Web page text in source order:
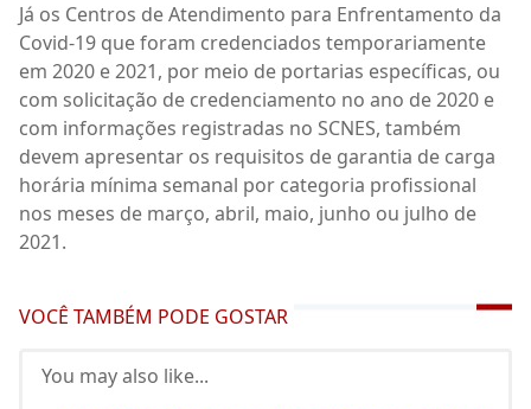
Já os Centros de Atendimento para Enfrentamento da
Covid-19 que foram credenciados temporariamente
em 2020 e 2021, por meio de portarias específicas, ou
com solicitação de credenciamento no ano de 2020 e
com informações registradas no SCNES, também
devem apresentar os requisitos de garantia de carga
horária mínima semanal por categoria profissional
nos meses de março, abril, maio, junho ou julho de
2021.
VOCÊ TAMBÉM PODE GOSTAR
You may also like...